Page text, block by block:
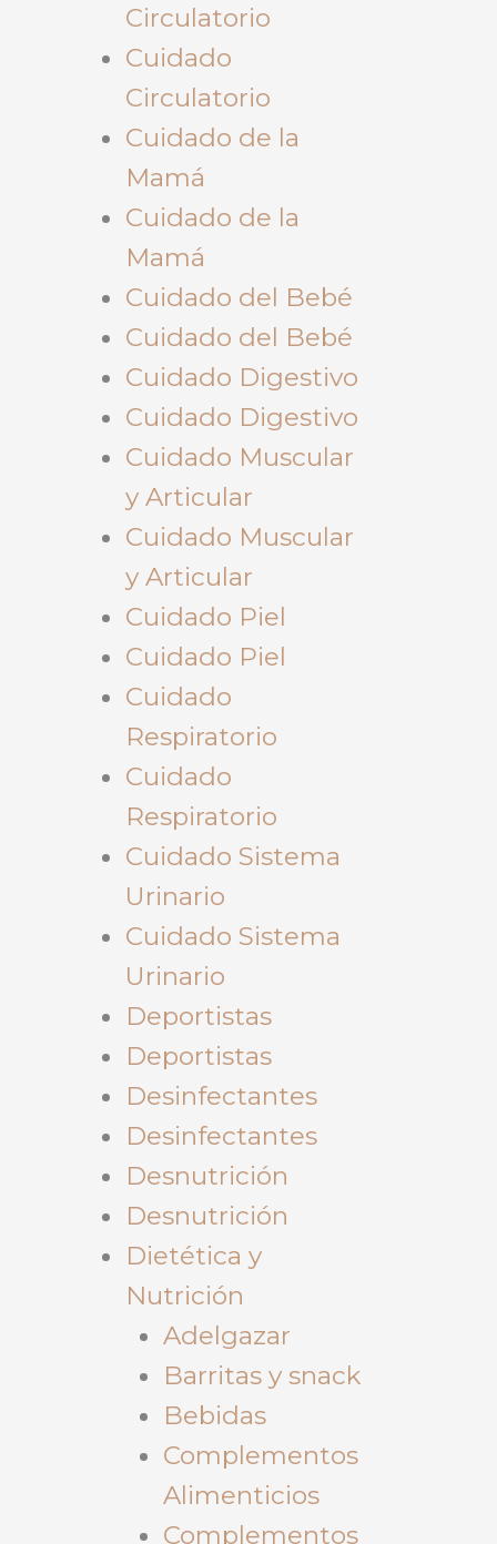
Circulatorio
Cuidado
Circulatorio
Cuidado de la
Mamá
Cuidado de la
Mamá
Cuidado del Bebé
Cuidado del Bebé
Cuidado Digestivo
Cuidado Digestivo
Cuidado Muscular
y Articular
Cuidado Muscular
y Articular
Cuidado Piel
Cuidado Piel
Cuidado
Respiratorio
Cuidado
Respiratorio
Cuidado Sistema
Urinario
Cuidado Sistema
Urinario
Deportistas
Deportistas
Desinfectantes
Desinfectantes
Desnutrición
Desnutrición
Dietética y
Nutrición
Adelgazar
Barritas y snack
Bebidas
Complementos
Alimenticios
Complementos